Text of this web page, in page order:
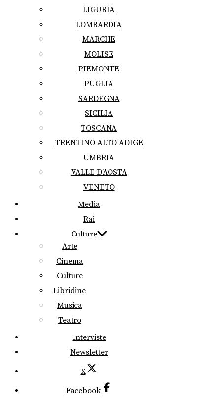
LIGURIA
LOMBARDIA
MARCHE
MOLISE
PIEMONTE
PUGLIA
SARDEGNA
SICILIA
TOSCANA
TRENTINO ALTO ADIGE
UMBRIA
VALLE D’AOSTA
VENETO
Media
Rai
Culture
Arte
Cinema
Culture
Libridine
Musica
Teatro
Interviste
Newsletter
X
Facebook